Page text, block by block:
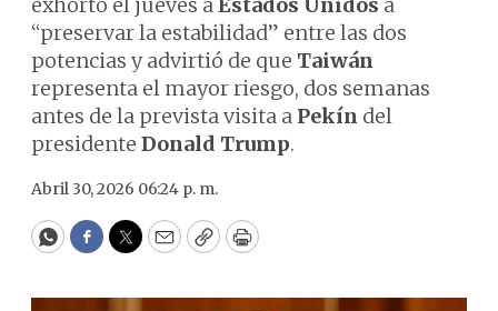
“preservar la estabilidad” entre las dos
potencias y advirtió de que Taiwán
representa el mayor riesgo, dos semanas
antes de la prevista visita a Pekín del
presidente Donald Trump.
Abril 30, 2026 06:24 p. m.
WhatsApp
Facebook
Twitter
EmailCopyPrint